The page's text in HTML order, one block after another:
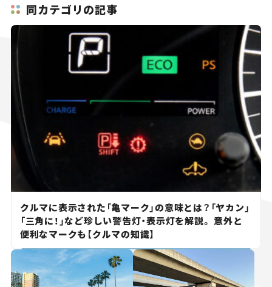
同カテゴリの記事
クルマに表示された「亀マーク」の意味とは？「ヤカン」
「三角に！」など珍しい警告灯・表示灯を解説。 意外と
便利なマークも【クルマの知識】